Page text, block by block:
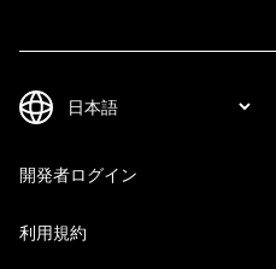
開発者ログイン
利用規約